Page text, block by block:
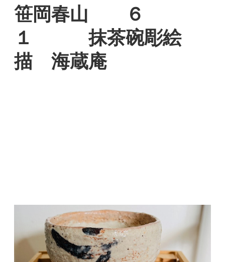
笹岡春山 ６
１ 抹茶碗彫絵
描 海蔵庵